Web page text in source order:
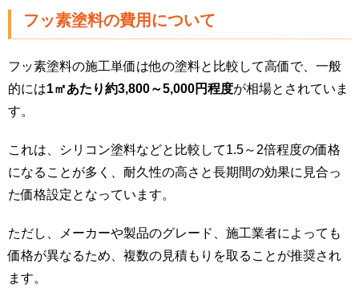
フッ素塗料の費用について
フッ素塗料の施工単価は他の塗料と比較して高価で、一般
的には1㎡あたり約3,800～5,000円程度が相場とされていま
す。
これは、シリコン塗料などと比較して1.5～2倍程度の価格
になることが多く、耐久性の高さと長期間の効果に見合っ
た価格設定となっています。
ただし、メーカーや製品のグレード、施工業者によっても
価格が異なるため、複数の見積もりを取ることが推奨され
ます​。